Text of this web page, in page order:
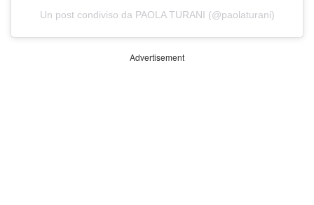
Un post condiviso da PAOLA TURANI (@paolaturani)
Advertisement